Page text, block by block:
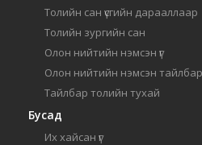
Толийн сан үсгийн дарааллаар
Толийн зургийн сан
Олон нийтийн нэмсэн үг
Олон нийтийн нэмсэн тайлбар
Тайлбар толийн тухай
Бусад
Их хайсан үг